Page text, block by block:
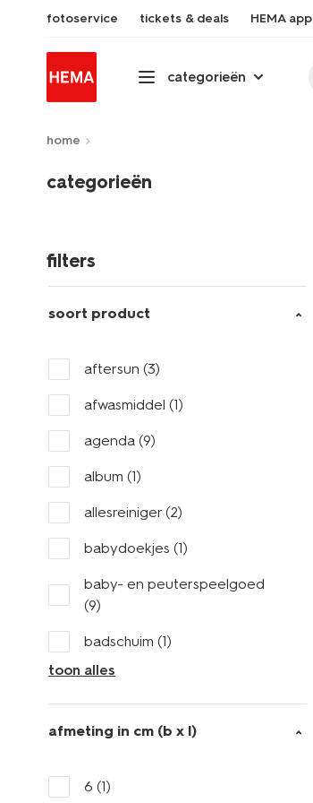
fotoservice tickets & deals HEMA app
categorieën
home
categorieën
filters
soort product
aftersun (3)
afwasmiddel (1)
agenda (9)
album (1)
allesreiniger (2)
babydoekjes (1)
baby- en peuterspeelgoed
(9)
badschuim (1)
toon alles
afmeting in cm (b x l)
6 (1)